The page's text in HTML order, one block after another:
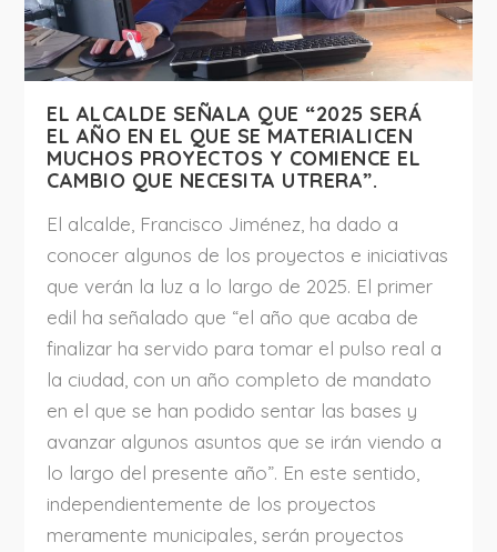
EL ALCALDE SEÑALA QUE “2025 SERÁ
EL AÑO EN EL QUE SE MATERIALICEN
MUCHOS PROYECTOS Y COMIENCE EL
CAMBIO QUE NECESITA UTRERA”.
El alcalde, Francisco Jiménez, ha dado a
conocer algunos de los proyectos e iniciativas
que verán la luz a lo largo de 2025. El primer
edil ha señalado que “el año que acaba de
finalizar ha servido para tomar el pulso real a
la ciudad, con un año completo de mandato
en el que se han podido sentar las bases y
avanzar algunos asuntos que se irán viendo a
lo largo del presente año”. En este sentido,
independientemente de los proyectos
meramente municipales, serán proyectos